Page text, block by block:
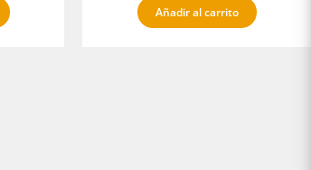
Añadir al carrito